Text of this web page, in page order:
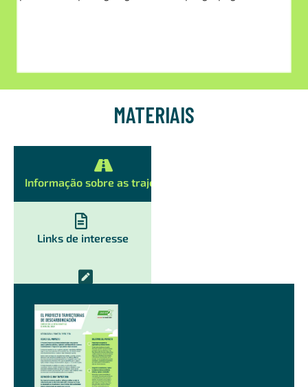
MATERIAIS
Informação sobre as trajetórias
Links de interesse
Apresentações